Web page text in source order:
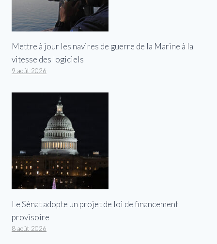
Mettre à jour les navires de guerre de la Marine à la
vitesse des logiciels
9 août 2026
Le Sénat adopte un projet de loi de financement
provisoire
8 août 2026